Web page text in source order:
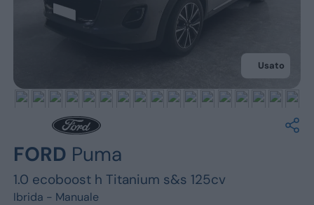
Fiat
Jeep
Ford
Usato
FORD Puma
1.0 ecoboost h Titanium s&s 125cv
Ibrida - Manuale